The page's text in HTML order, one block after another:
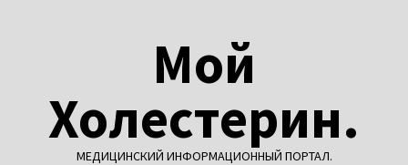
Мой
Холестерин.
МЕДИЦИНСКИЙ ИНФОРМАЦИОННЫЙ ПОРТАЛ.